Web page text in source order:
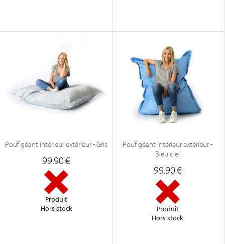
Pouf géant intérieur extérieur - Gris
99.90€
Produit
Hors stock
Pouf géant intérieur extérieur -
Bleu ciel
99.90€
Produit
Hors stock